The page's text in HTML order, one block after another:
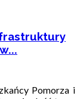
Pomorza i